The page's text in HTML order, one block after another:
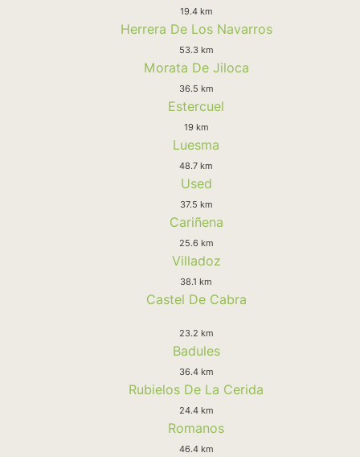
19.4 km
Herrera De Los Navarros
53.3 km
Morata De Jiloca
36.5 km
Estercuel
19 km
Luesma
48.7 km
Used
37.5 km
Cariñena
25.6 km
Villadoz
38.1 km
Castel De Cabra
23.2 km
Badules
36.4 km
Rubielos De La Cerida
24.4 km
Romanos
46.4 km